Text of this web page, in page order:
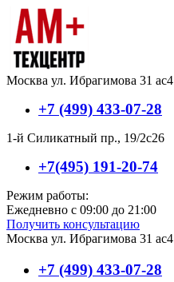
Москва ул. Ибрагимова 31 ас4
+7 (499) 433-07-28
1-й Силикатный пр., 19/2с26
+7(495) 191-20-74
Режим работы:
Ежедневно с 09:00 до 21:00
Получить консультацию
Москва ул. Ибрагимова 31 ас4
+7 (499) 433-07-28